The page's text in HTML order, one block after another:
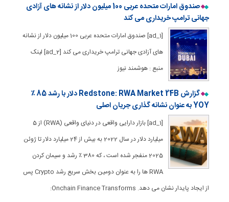
صندوق امارات متحده عربی 100 میلیون دلار از نشانه های آزادی
جهانی ترامپ خریداری می کند
[ad_1] صندوق امارات متحده عربی 100 میلیون دلار از نشانه
های آزادی جهانی ترامپ خریداری می کند [ad_2] لینک
منبع : هوشمند نیوز
گزارش Redstone: RWA Market 24B دلار با رشد 85 ٪
YOY به عنوان نشانه گذاری جریان اصلی
[ad_1] بازار دارایی واقعی در دنیای واقعی (RWA) از 5
میلیارد دلار در سال 2022 به بیش از 24 میلیارد دلار تا ژوئن
2025 منفجر شده است ، که 380 ٪ رشد و سیمان کردن
RWA ها را به عنوان دومین بخش سریع رشد Crypto پس
از ایجاد پایدار نشان می دهد. Onchain Finance Transforms: